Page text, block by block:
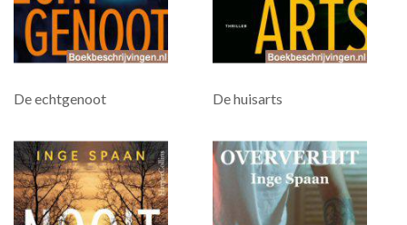
De echtgenoot De huisarts